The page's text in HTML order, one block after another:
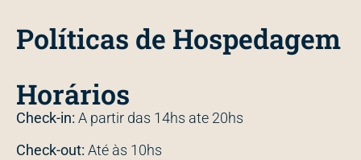
Políticas de Hospedagem
Horários
Check-in: A partir das 14hs ate 20hs
Check-out: Até às 10hs